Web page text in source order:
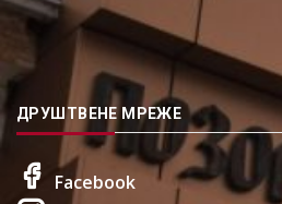
ДРУШТВЕНЕ МРЕЖЕ
Facebook